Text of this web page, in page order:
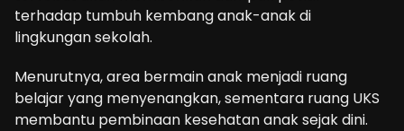
terhadap tumbuh kembang anak-anak di
lingkungan sekolah.
Menurutnya, area bermain anak menjadi ruang
belajar yang menyenangkan, sementara ruang UKS
membantu pembinaan kesehatan anak sejak dini.